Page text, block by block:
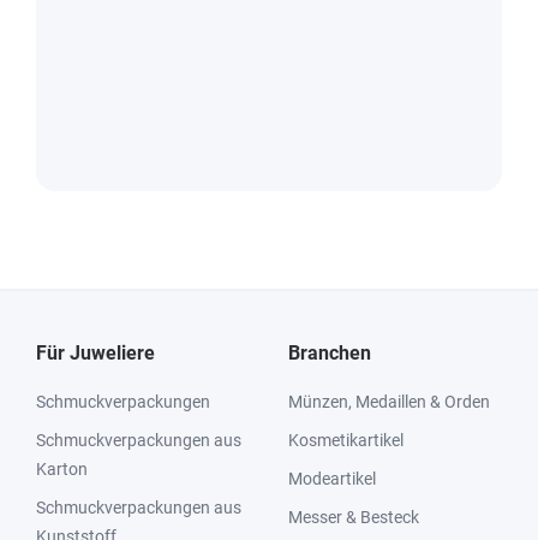
Für Juweliere
Schmuckverpackungen
Schmuckverpackungen aus
Karton
Schmuckverpackungen aus
Branchen
Münzen, Medaillen & Orden
Kosmetikartikel
Modeartikel
Messer & Besteck